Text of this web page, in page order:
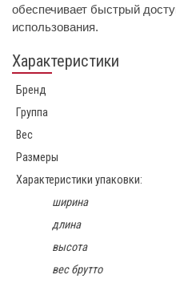
обеспечивает быстрый
использования.
Характеристики
Бренд
Группа
Вес
Размеры
Характеристики упаковки:
ширина
длина
высота
вес брутто